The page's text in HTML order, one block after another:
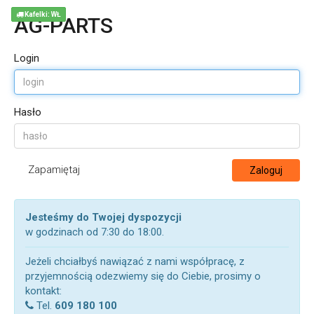
AG-PARTS
Login
Hasło
Zapamiętaj Zaloguj
Jesteśmy do Twojej dyspozycji
w godzinach od 7:30 do 18:00.
Jeżeli chciałbyś nawiązać z nami współpracę, z
przyjemnością odezwiemy się do Ciebie, prosimy o
kontakt:
Tel. 609 180 100
Kafelki: WŁ